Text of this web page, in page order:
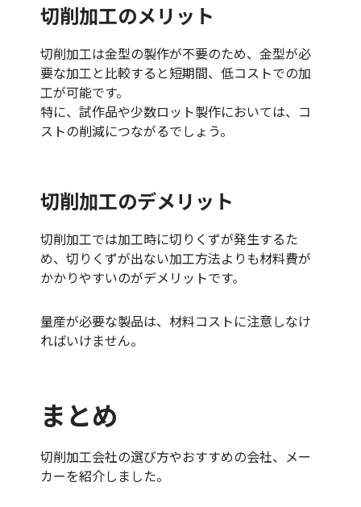
切削加工のメリット
切削加工は金型の製作が不要のため、金型が必
要な加工と比較すると短期間、低コストでの加
工が可能です。
特に、試作品や少数ロット製作においては、コ
ストの削減につながるでしょう。
切削加工のデメリット
切削加工では加工時に切りくずが発生するた
め、切りくずが出ない加工方法よりも材料費が
かかりやすいのがデメリットです。
量産が必要な製品は、材料コストに注意しなけ
ればいけません。
まとめ
切削加工会社の選び方やおすすめの会社、メー
カーを紹介しました。